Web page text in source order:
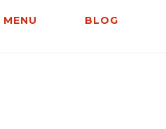
MENU BLOG